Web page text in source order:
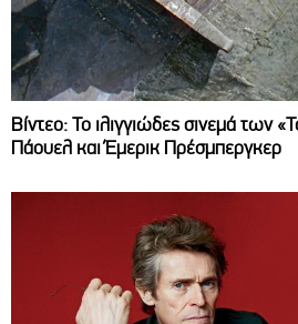
Βίντεο: Το ιλιγγιώδες σινεμά των
Πάουελ και Έμερικ Πρέσμπεργκερ